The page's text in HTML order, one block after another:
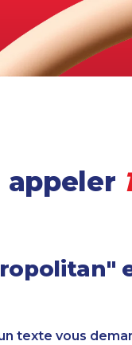
appeler
texte vous